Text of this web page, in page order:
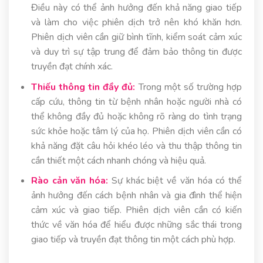
Điều này có thể ảnh hưởng đến khả năng giao tiếp
và làm cho việc phiên dịch trở nên khó khăn hơn.
Phiên dịch viên cần giữ bình tĩnh, kiểm soát cảm xúc
và duy trì sự tập trung để đảm bảo thông tin được
truyền đạt chính xác.
Thiếu thông tin đầy đủ: Trong một số trường hợp
cấp cứu, thông tin từ bệnh nhân hoặc người nhà có
thể không đầy đủ hoặc không rõ ràng do tình trạng
sức khỏe hoặc tâm lý của họ. Phiên dịch viên cần có
khả năng đặt câu hỏi khéo léo và thu thập thông tin
cần thiết một cách nhanh chóng và hiệu quả.
Rào cản văn hóa: Sự khác biệt về văn hóa có thể
ảnh hưởng đến cách bệnh nhân và gia đình thể hiện
cảm xúc và giao tiếp. Phiên dịch viên cần có kiến
thức về văn hóa để hiểu được những sắc thái trong
giao tiếp và truyền đạt thông tin một cách phù hợp.